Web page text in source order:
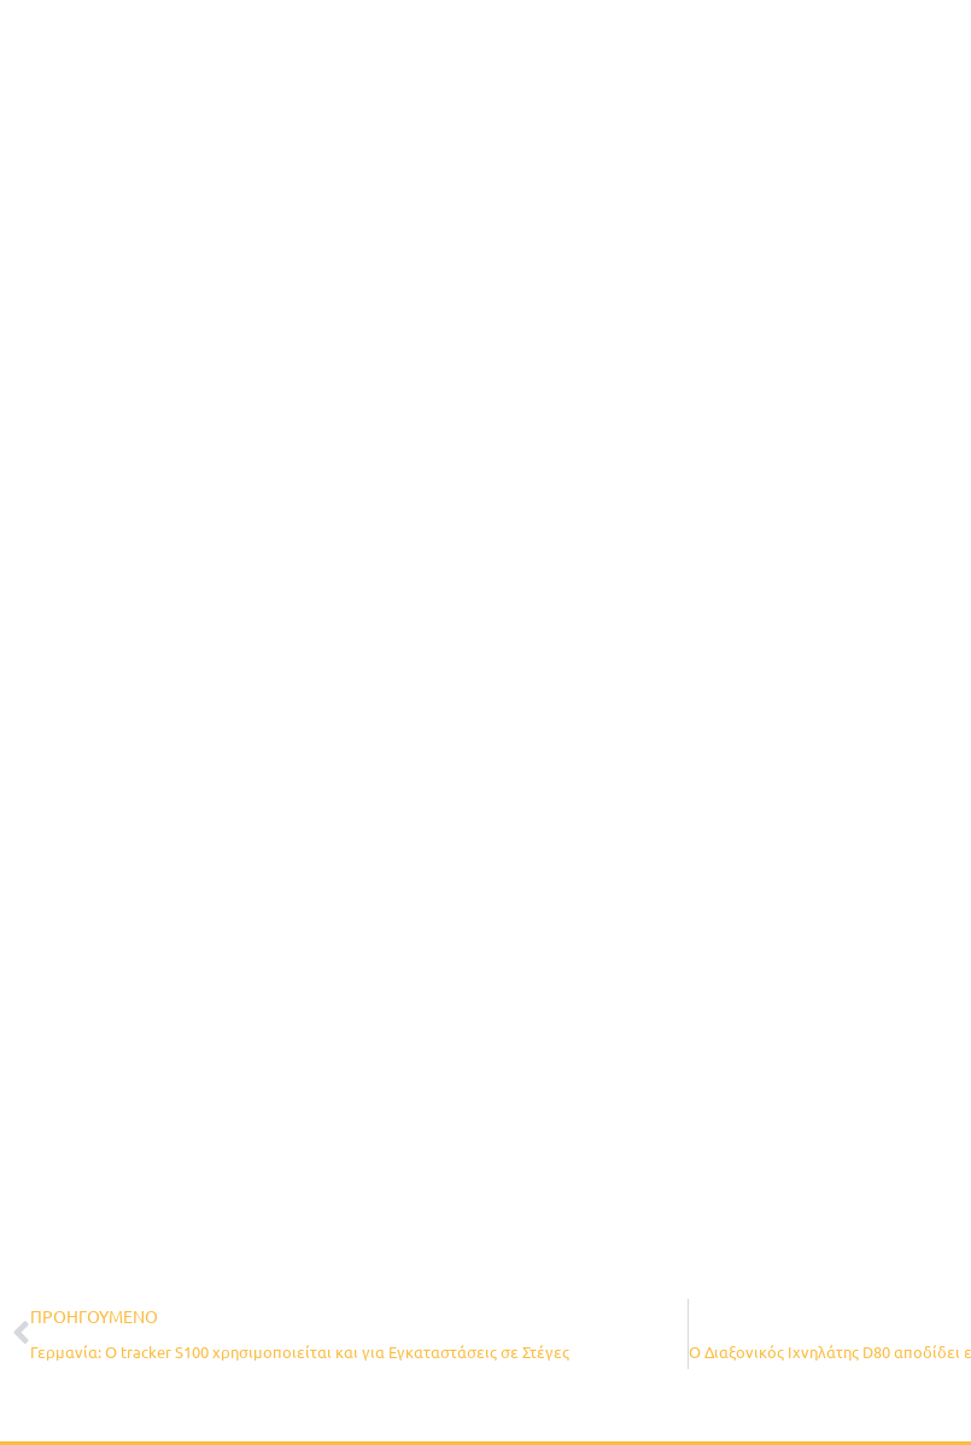
Prev
ΠΡΟΗΓΟΎΜΕΝΟ
Γερμανία: O tracker S100 χρησιμοποιείται και για Εγκαταστάσεις σε Στέγες